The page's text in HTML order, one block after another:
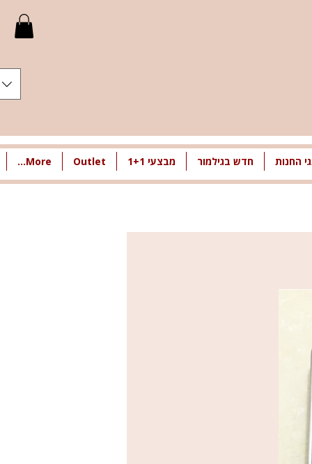
החנות חדש בגילמור מבצעי 1+1 Outlet
More...